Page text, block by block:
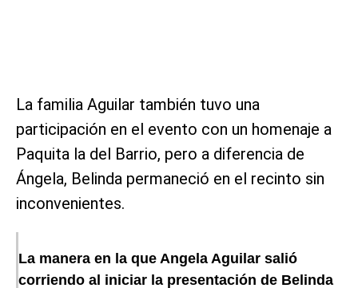
La familia Aguilar también tuvo una
participación en el evento con un homenaje a
Paquita la del Barrio, pero a diferencia de
Ángela, Belinda permaneció en el recinto sin
inconvenientes.
La manera en la que Angela Aguilar salió
corriendo al iniciar la presentación de Belinda